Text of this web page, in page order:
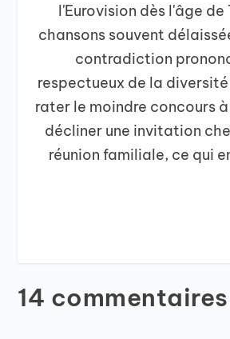
l'Eurovision dès l'âge de
chansons souvent
contradiction
respectueux de la
rater le moindre concours
décliner une invitation
réunion familiale, ce qui
14 commentaires